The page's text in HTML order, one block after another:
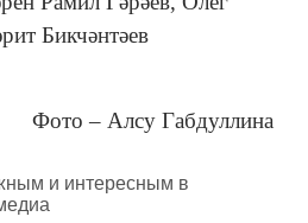
Бикчәнтәев
Фото – Алсу Габдуллина
и интересным в